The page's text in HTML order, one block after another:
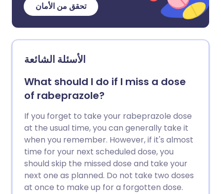
تحقق من الأمان
الأسئلة الشائعة
What should I do if I miss a dose
of rabeprazole?
If you forget to take your rabeprazole dose
at the usual time, you can generally take it
when you remember. However, if it's almost
time for your next scheduled dose, you
should skip the missed dose and take your
next one as planned. Do not take two doses
at once to make up for a forgotten dose.